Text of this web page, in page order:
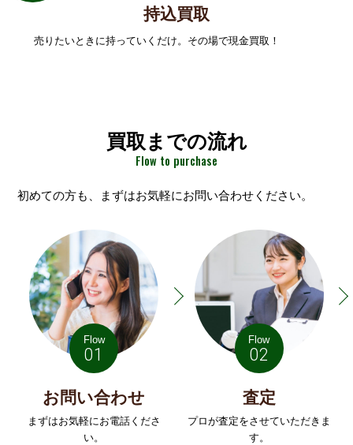
持込買取
売りたいときに持っていくだけ。その場で現金買取！
買取までの流れ
Flow to purchase
初めての方も、まずはお気軽にお問い合わせください。
Flow
01
お問い合わせ
まずはお気軽にお電話くださ
い。
Flow
02
査定
プロが査定をさせていただきま
す。